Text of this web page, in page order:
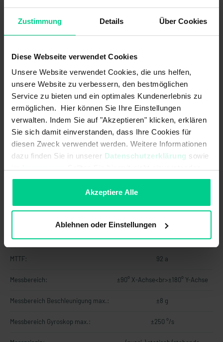
Zustimmung Details Über Cookies
Diese Webseite verwendet Cookies
Unsere Website verwendet Cookies, die uns helfen,
unsere Website zu verbessern, den bestmöglichen
Service zu bieten und ein optimales Kundenerlebnis zu
ermöglichen. Hier können Sie Ihre Einstellungen
verwalten. Indem Sie auf "Akzeptieren" klicken, erklären
Sie sich damit einverstanden, dass Ihre Cookies für
diesen Zweck verwendet werden. Weitere Informationen
dazu finden Sie in unserer Datenschutzerklärung sowie
sein, können Sie die Verwendung von Cookies hier
Akzeptiere Alle
Ablehnen oder Einstellungen
16750-2 Level 1-4
Maschinen (Norm):
with Us = 85V, Cranking ISO 16750-2
Level 1-4
Feldbussystem: -
Grenzfrequenz: 20Hz
Kurzschlusssicherheit: ISO 16750-2
MTTF: 92 a
Messbereich: ±90° X-Achse<br>±180° Y-Achse
Messbereich Beschleunigung max.: ±8 g
Messbereich Gyroskop max.: ±250 °/s